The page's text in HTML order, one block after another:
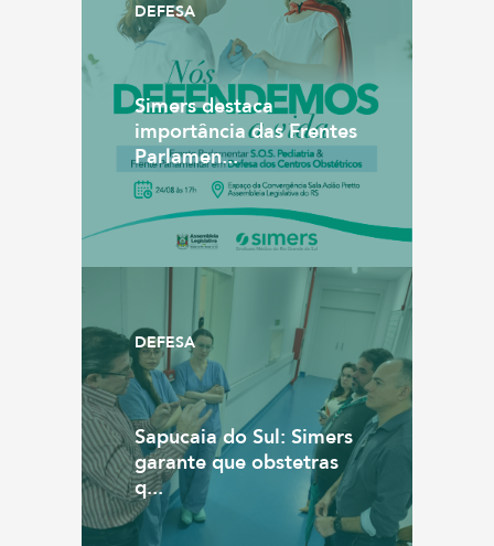
DEFESA
Simers destaca
importância das Frentes
Parlamen...
DEFESA
Sapucaia do Sul: Simers
garante que obstetras
q...